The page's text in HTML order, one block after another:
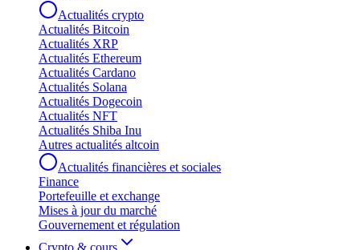
Actualités crypto
Actualités Bitcoin
Actualités XRP
Actualités Ethereum
Actualités Cardano
Actualités Solana
Actualités Dogecoin
Actualités NFT
Actualités Shiba Inu
Autres actualités altcoin
Actualités financières et sociales
Finance
Portefeuille et exchange
Mises à jour du marché
Gouvernement et régulation
Crypto & cours